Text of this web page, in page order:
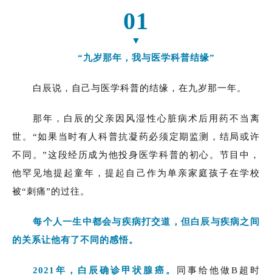
01
▼
“九岁那年，我与医学科普结缘”
白辰说，自己与医学科普的结缘，在九岁那一年。
那年，白辰的父亲因风湿性心脏病术后用药不当离
世。“如果当时有人科普抗凝药必须定期监测，结局或许
不同。”这段经历成为他投身医学科普的初心。节目中，
他罕见地提起童年，提起自己作为单亲家庭孩子在学校
被“刺痛”的过往。
每个人一生中都会与疾病打交道，但白辰与疾病之间
的关系让他有了不同的感悟。
2021年，白辰确诊甲状腺癌。
同事给他做B超时